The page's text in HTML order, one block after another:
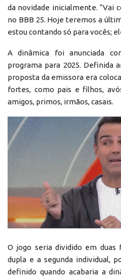
da novidade inicialmente. “Vai
no BBB 25. Hoje teremos a
estou contando só para vocês;
A dinâmica foi anunciada
programa para 2025. Definida
proposta da emissora era
fortes, como pais e filhos,
amigos, primos, irmãos, casais.
O jogo seria dividido em duas
dupla e a segunda individual,
definido quando acabaria a